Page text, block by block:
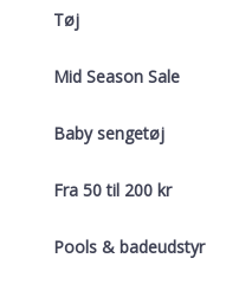
Tøj
Mid Season Sale
Baby sengetøj
Fra 50 til 200 kr
Pools & badeudstyr